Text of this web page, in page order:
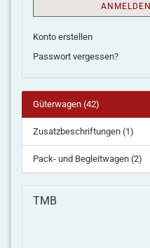
ANMELDEN
Konto erstellen
Passwort vergessen?
Güterwagen (42)
Zusatzbeschriftungen (1)
Pack- und Begleitwagen (2)
TMB